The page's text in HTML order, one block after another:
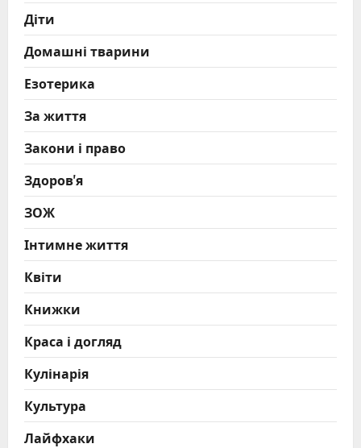
Діти
Домашні тварини
Езотерика
За життя
Закони і право
Здоров'я
ЗОЖ
Інтимне життя
Квіти
Книжки
Краса і догляд
Кулінарія
Культура
Лайфхаки